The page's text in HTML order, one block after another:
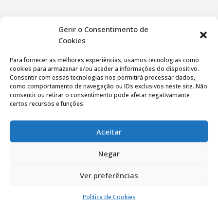
Gerir o Consentimento de
Cookies
Para fornecer as melhores experiências, usamos tecnologias como
cookies para armazenar e/ou aceder a informações do dispositivo.
Consentir com essas tecnologias nos permitirá processar dados,
como comportamento de navegação ou IDs exclusivos neste site. Não
consentir ou retirar o consentimento pode afetar negativamante
certos recursos e funções.
Aceitar
Negar
Ver preferências
Politica de Cookies
Politica de privacidade